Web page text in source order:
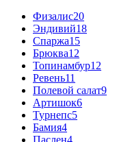
Физалис20
Эндивий18
Спаржа15
Брюква12
Топинамбур12
Ревень11
Полевой салат9
Артишок6
Турнепс5
Бамия4